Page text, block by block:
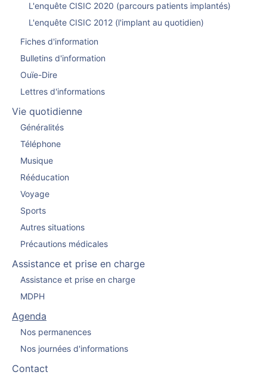
L'enquête CISIC 2020 (parcours patients implantés)
L'enquête CISIC 2012 (l'implant au quotidien)
Fiches d'information
Bulletins d'information
Ouïe-Dire
Lettres d'informations
Vie quotidienne
Généralités
Téléphone
Musique
Rééducation
Voyage
Sports
Autres situations
Précautions médicales
Assistance et prise en charge
Assistance et prise en charge
MDPH
Agenda
Nos permanences
Nos journées d'informations
Contact